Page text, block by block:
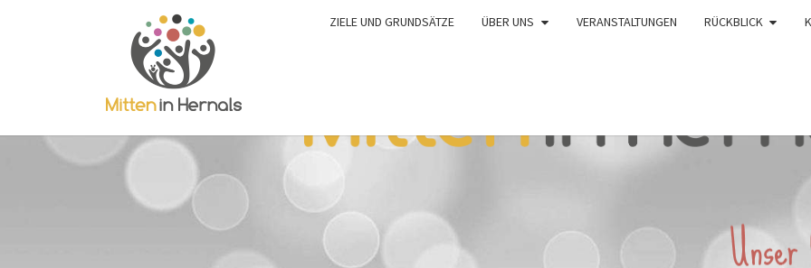
ZIELE UND GRUNDSÄTZE ÜBER UNS VERANSTALTUNGEN RÜCKBLICK